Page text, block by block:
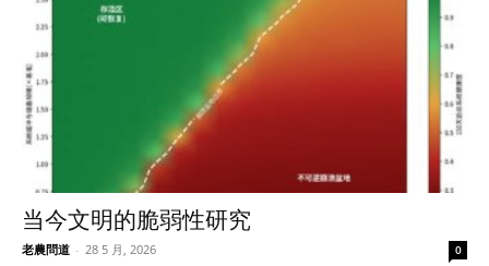
当今文明的脆弱性研究
老農問道 - 28 5 月, 2026 0